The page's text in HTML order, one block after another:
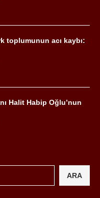
toplumunun acı kaybı:
Halit Habip Oğlu’nun
ARA